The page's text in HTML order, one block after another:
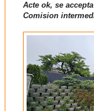
Acte ok, se
Comision